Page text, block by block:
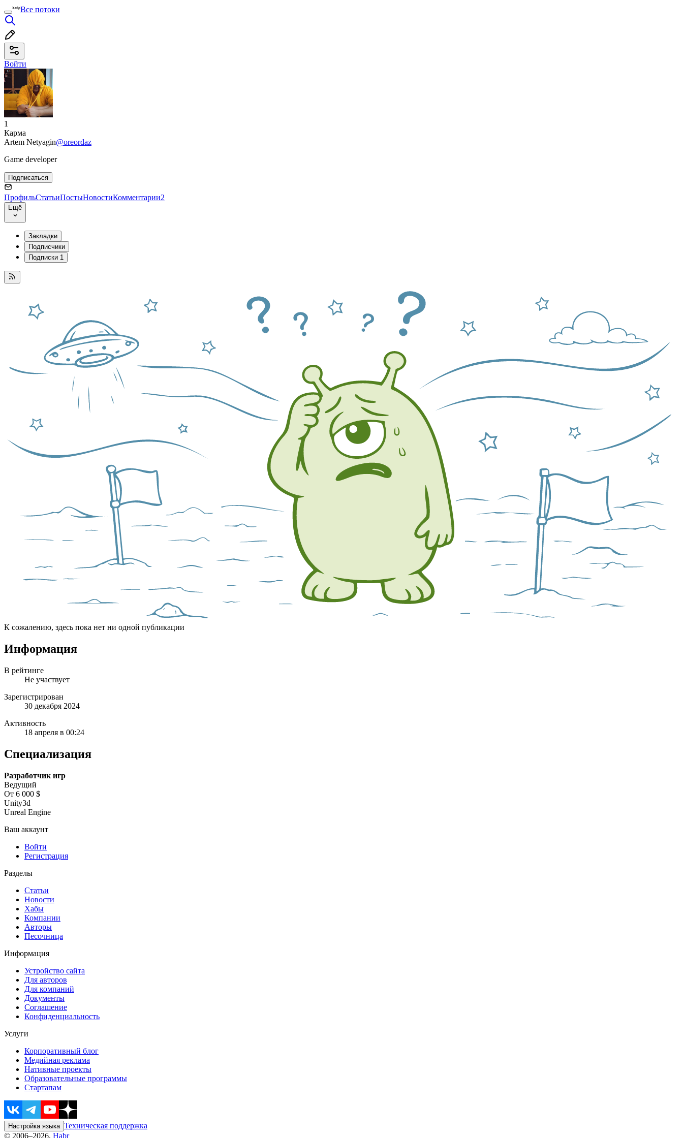
Все потоки
Войти
1
Карма
Artem Netyagin@oreordaz
Game developer
Подписаться
ПрофильСтатьиПостыНовостиКомментарии2
Ещё
Закладки
Подписчики
Подписки 1
К сожалению, здесь пока нет ни одной публикации
Информация
В рейтинге
Не участвует
Зарегистрирован
30 декабря 2024
Активность
18 апреля в 00:24
Специализация
Разработчик игр
Ведущий
От 6 000 $
Unity3d
Unreal Engine
Ваш аккаунт
Войти
Регистрация
Разделы
Статьи
Новости
Хабы
Компании
Авторы
Песочница
Информация
Устройство сайта
Для авторов
Для компаний
Документы
Соглашение
Конфиденциальность
Услуги
Корпоративный блог
Медийная реклама
Нативные проекты
Образовательные программы
Стартапам
Настройка языка Техническая поддержка
© 2006–2026, Habr